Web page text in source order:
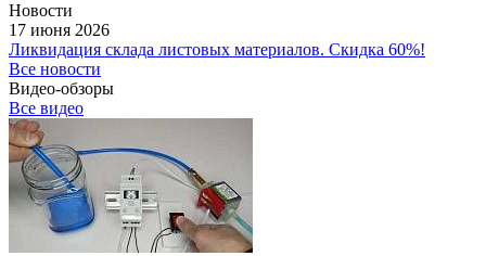
Новости
17 июня 2026
Ликвидация склада листовых материалов. Скидка 60%!
Все новости
Видео-обзоры
Все видео